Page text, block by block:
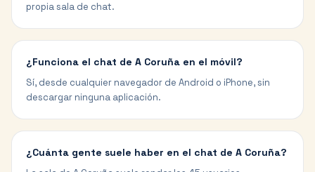
propia sala de chat.
¿Funciona el chat de A Coruña en el móvil?
Sí, desde cualquier navegador de Android o iPhone, sin
descargar ninguna aplicación.
¿Cuánta gente suele haber en el chat de A Coruña?